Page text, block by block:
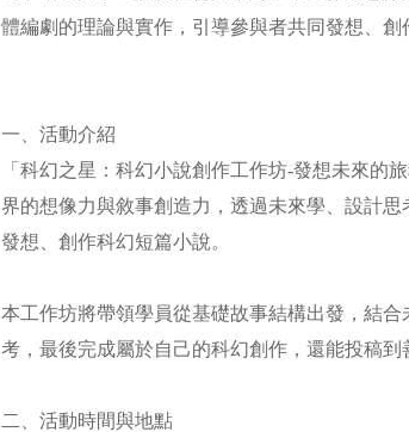
體編劇的理論與實作，引導參與者共同發想、創
一、活動介紹
「科幻之星：科幻小說創作工作坊-發想未來的
界的想像力與敘事創造力，透過未來學、設計
發想、創作科幻短篇小說。
本工作坊將帶領學員從基礎故事結構出發，結
考，最後完成屬於自己的科幻創作，還能投稿
二、活動時間與地點